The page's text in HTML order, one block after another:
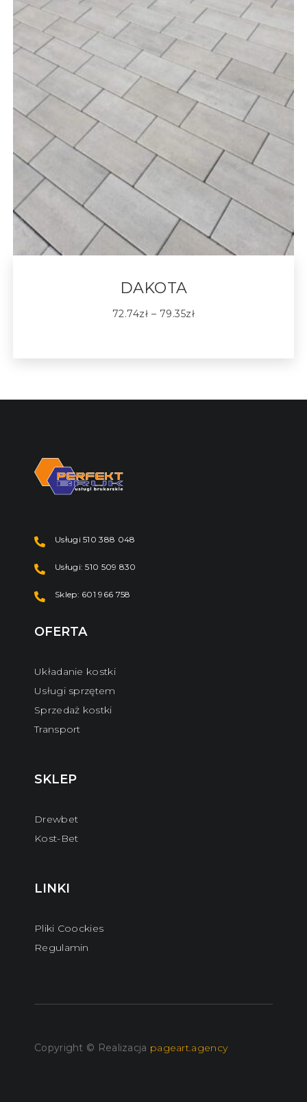
DAKOTA
72.74zł – 79.35zł
Usługi 510 388 048
Usługi: 510 509 830
Sklep: 601 966 758
OFERTA
Układanie kostki
Usługi sprzętem
Sprzedaż kostki
Transport
SKLEP
Drewbet
Kost-Bet
LINKI
Pliki Coockies
Regulamin
Copyright © Realizacja pageart.agency